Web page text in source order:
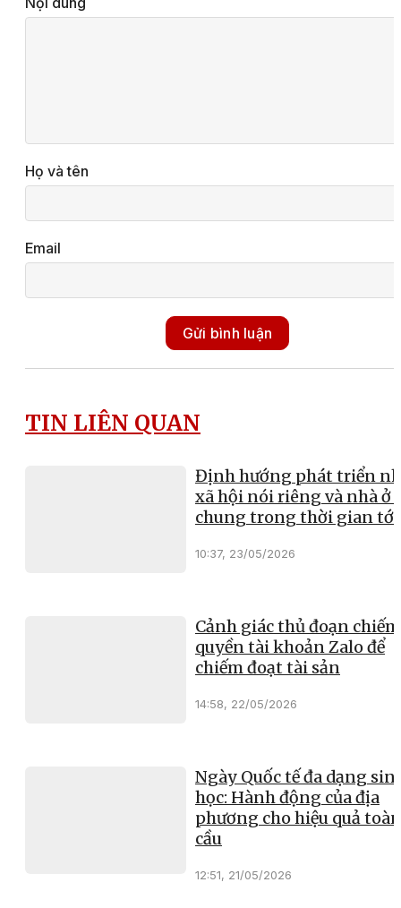
Họ và tên
Email
Gửi bình luận
TIN LIÊN QUAN
Định hướng phát triển
xã hội nói riêng và nhà ở
chung trong thời gian tới
10:37, 23/05/2026
Cảnh giác thủ đoạn chiếm
quyền tài khoản Zalo để
chiếm đoạt tài sản
14:58, 22/05/2026
Ngày Quốc tế đa dạng
học: Hành động của địa
phương cho hiệu quả toàn
cầu
12:51, 21/05/2026